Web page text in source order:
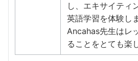
し、エキサイティ
英語学習を体験し
Ancahas先生はレ
ることをとても楽